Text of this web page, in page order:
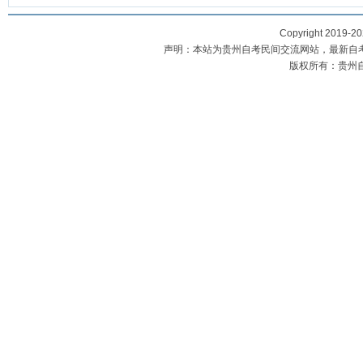
Copyright 2019-
声明：本站为贵州自考民间交流网站，最新
版权所有：贵